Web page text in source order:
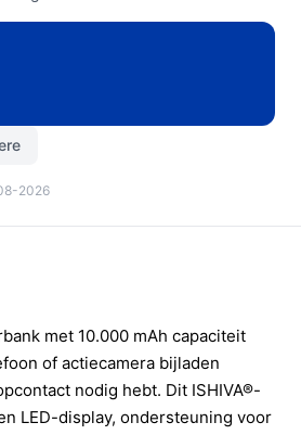
2026
met 10.000 mAh capaciteit
of actiecamera bijladen
nodig hebt. Dit ISHIVA®-
LED-display, ondersteuning voor